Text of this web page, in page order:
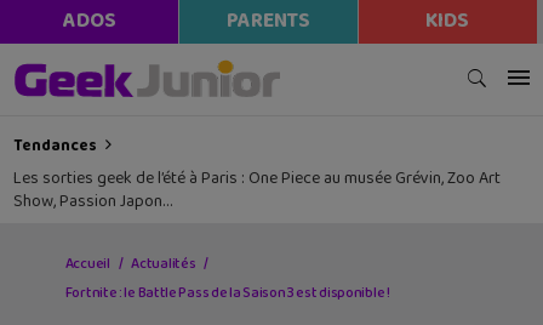
ADOS PARENTS KIDS
Tendances
Les sorties geek de l’été à Paris : One Piece au musée Grévin, Zoo Art
Show, Passion Japon…
Accueil
Actualités
Fortnite : le Battle Pass de la Saison 3 est disponible !